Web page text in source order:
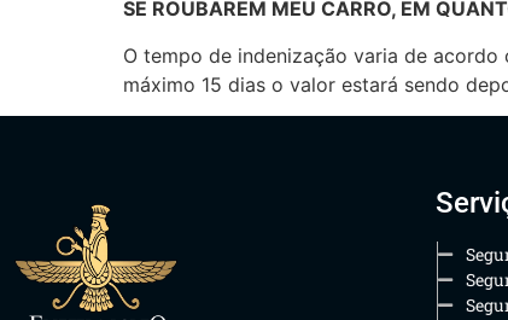
SE ROUBAREM MEU CARRO, EM
O tempo de indenização varia de
máximo 15 dias o valor estará sendo